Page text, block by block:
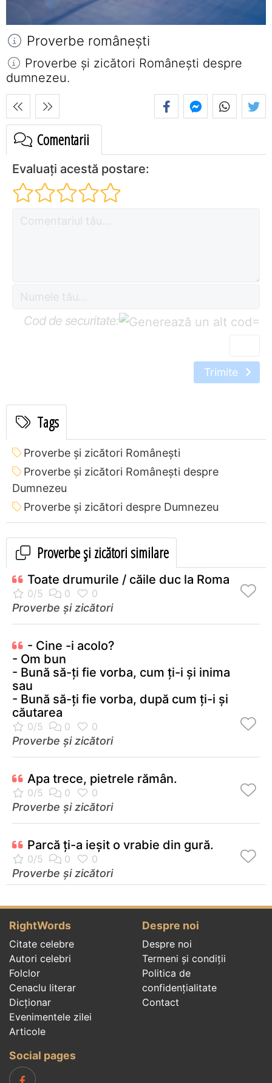
Proverbe româneşti
Proverbe și zicători Româneşti despre
dumnezeu.
Comentarii
Evaluați acestă postare:
Cod de securitate: =
Trimite
Tags
Proverbe și zicători Româneşti
Proverbe și zicători Româneşti despre
Dumnezeu
Proverbe și zicători despre Dumnezeu
Proverbe și zicători similare
Toate drumurile / căile duc la Roma
Proverbe și zicători
- Cine -i acolo?
- Om bun
- Bună să-ți fie vorba, cum ți-i și inima
sau
- Bună să-ți fie vorba, după cum ți-i și
căutarea
Proverbe și zicători
Apa trece, pietrele rămân.
Proverbe și zicători
Parcă ţi-a ieşit o vrabie din gură.
Proverbe și zicători
RightWords
Citate celebre
Autori celebri
Folclor
Cenaclu literar
Dicționar
Evenimentele zilei
Articole
Despre noi
Despre noi
Termeni și condiții
Politica de
confidenţialitate
Contact
Social pages